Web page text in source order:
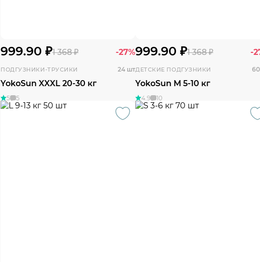
999.90 ₽1 368 ₽ -27%
ПОДГУЗНИКИ-ТРУСИКИ 24 шт
YokoSun XXXL 20-30 кг
5 5
999.90 ₽1 368 ₽ -
ДЕТСКИЕ ПОДГУЗНИКИ
YokoSun М 5-10 кг
4.9 10